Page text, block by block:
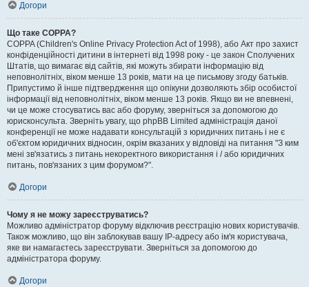
Догори
Що таке COPPA?
COPPA (Children's Online Privacy Protection Act of 1998), або Акт про захист
конфіденційності дитини в інтернеті від 1998 року - це закон Сполучених
Штатів, що вимагає від сайтів, які можуть збирати інформацію від
неповнолітніх, віком менше 13 років, мати на це письмову згоду батьків.
Припустимо й інше підтвердження що опікуни дозволяють збір особистої
інформації від неповнолітніх, віком менше 13 років. Якщо ви не впевнені,
чи це може стосуватись вас або форуму, зверніться за допомогою до
юрисконсульта. Зверніть увагу, що phpBB Limited адміністрація даної
конференції не може надавати консультацій з юридичних питань і не є
об'єктом юридичних відносин, окрім вказаних у відповіді на питання "З ким
мені зв'язатись з питань некоректного використання і / або юридичних
питань, пов'язаних з цим форумом?".
Догори
Чому я не можу зареєструватись?
Можливо адміністратор форуму відключив реєстрацію нових користувачів.
Також можливо, що він заблокував вашу IP-адресу або ім'я користувача,
яке ви намагаєтесь зареєструвати. Зверніться за допомогою до
адміністратора форуму.
Догори